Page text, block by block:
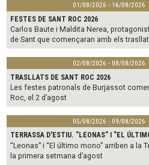
01/08/2026 - 16/08/2026
FESTES DE SANT ROC 2026
Carlos Baute i Maldita Nerea,
de Sant que començaran amb els
02/08/2026 - 08/08/2026
TRASLLATS DE SANT ROC 2026
Les festes patronals de Burjassot
Roc, el 2 d’agost
05/08/2026 - 09/08/2026
TERRASSA D'ESTIU. "LEONAS" I "EL
“Leonas” i “El último mono” arriben a la
la primera setmana d’agost